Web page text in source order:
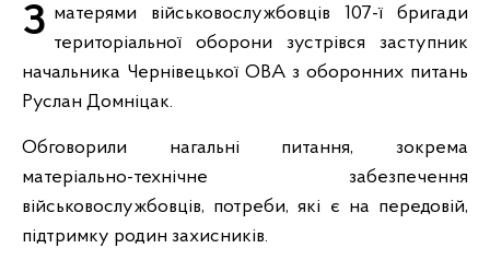
З матерями військовослужбовців 107-ї бригади територіальної оборони зустрівся заступник
начальника Чернівецької ОВА з оборонних питань
Руслан Домніцак.
Обговорили нагальні питання, зокрема
матеріально-технічне забезпечення
військовослужбовців, потреби, які є на передовій,
підтримку родин захисників.